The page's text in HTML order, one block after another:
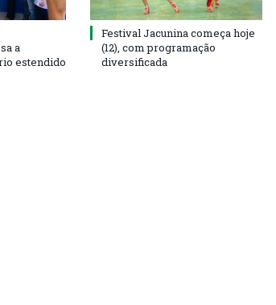
a
estendido
Festival Jacunina começa hoje
(12), com programação
diversificada